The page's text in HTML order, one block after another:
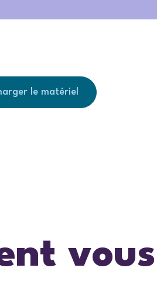
le matériel